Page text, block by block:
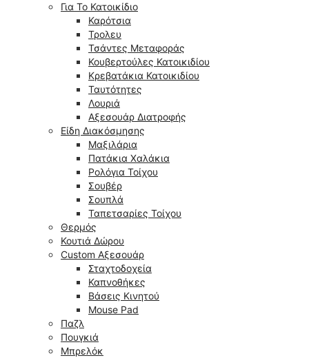
Για Το Κατοικίδιο
Καρότσια
Τρολευ
Τσάντες Μεταφοράς
Κουβερτούλες Κατοικιδίου
Κρεβατάκια Κατοικιδίου
Ταυτότητες
Λουριά
Αξεσουάρ Διατροφής
Είδη Διακόσμησης
Μαξιλάρια
Πατάκια Χαλάκια
Ρολόγια Τοίχου
Σουβέρ
Σουπλά
Ταπετσαρίες Τοίχου
Θερμός
Κουτιά Δώρου
Custom Αξεσουάρ
Σταχτοδοχεία
Καπνοθήκες
Βάσεις Κινητού
Mouse Pad
Παζλ
Πουγκιά
Μπρελόκ